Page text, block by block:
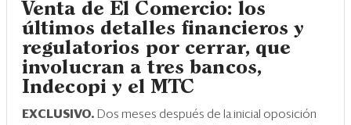
Venta de El Comercio: los
últimos detalles financieros y
regulatorios por cerrar, que
involucran a tres bancos,
Indecopi y el MTC
EXCLUSIVO. Dos meses después de la inicial oposición